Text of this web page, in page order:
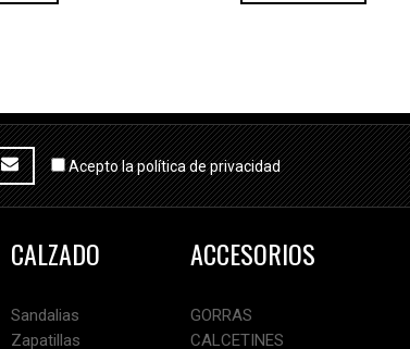
Acepto la política de privacidad
CALZADO
Sandalias
Zapatillas
ACCESORIOS
GORRAS
CALCETINES